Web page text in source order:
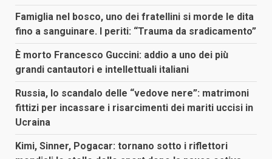
Famiglia nel bosco, uno dei fratellini si morde le dita
fino a sanguinare. I periti: “Trauma da sradicamento”
È morto Francesco Guccini: addio a uno dei più
grandi cantautori e intellettuali italiani
Russia, lo scandalo delle “vedove nere”: matrimoni
fittizi per incassare i risarcimenti dei mariti uccisi in
Ucraina
Kimi, Sinner, Pogacar: tornano sotto i riflettori